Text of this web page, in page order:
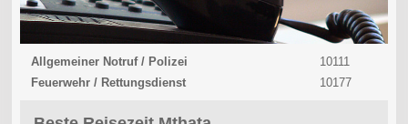
Allgemeiner Notruf / Polizei
10111
Feuerwehr / Rettungsdienst
10177